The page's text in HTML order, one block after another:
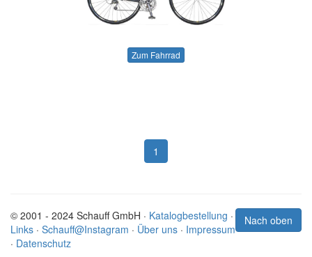
Zum Fahrrad
1
Nach oben
© 2001 - 2024 Schauff GmbH · Katalogbestellung ·
Links · Schauff@Instagram · Über uns · Impressum
· Datenschutz